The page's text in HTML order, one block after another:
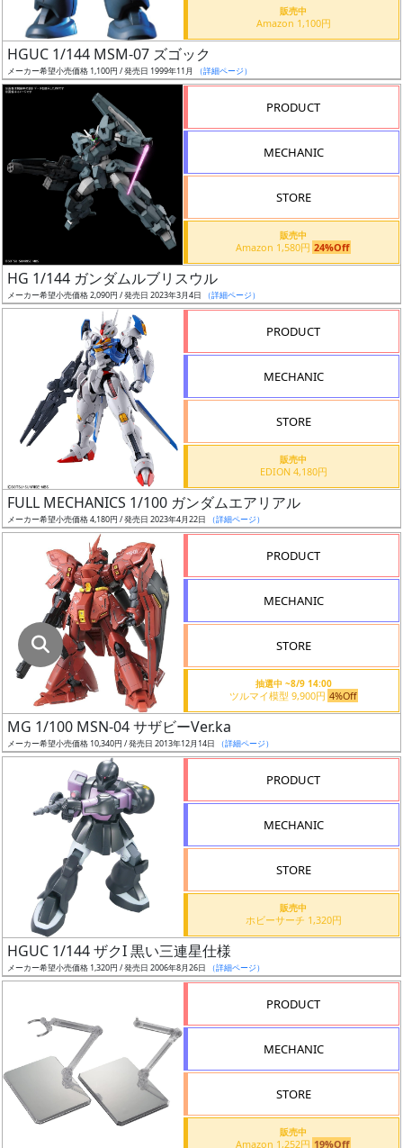
割
引
路
舗
最
安
ボ
ク
ス
ア
ー
タ
ー
属
品
（β）
販売中
Amazon 1,100円
HGUC 1/144 MSM-07 ズゴック
メーカー希望小売価格 1,100円 / 発売日 1999年11月 （詳細ページ）
PRODUCT
MECHANIC
STORE
販売中
Amazon 1,580円 24%Off
HG 1/144 ガンダムルブリスウル
メーカー希望小売価格 2,090円 / 発売日 2023年3月4日 （詳細ページ）
PRODUCT
MECHANIC
STORE
販売中
EDION 4,180円
FULL MECHANICS 1/100 ガンダムエアリアル
メーカー希望小売価格 4,180円 / 発売日 2023年4月22日 （詳細ページ）
PRODUCT
MECHANIC
STORE
抽選中 ~8/9 14:00
ツルマイ模型 9,900円 4%Off
MG 1/100 MSN-04 サザビーVer.ka
メーカー希望小売価格 10,340円 / 発売日 2013年12月14日 （詳細ページ）
PRODUCT
MECHANIC
STORE
販売中
ホビーサーチ 1,320円
HGUC 1/144 ザクI 黒い三連星仕様
メーカー希望小売価格 1,320円 / 発売日 2006年8月26日 （詳細ページ）
PRODUCT
MECHANIC
STORE
販売中
Amazon 1,252円 19%Off